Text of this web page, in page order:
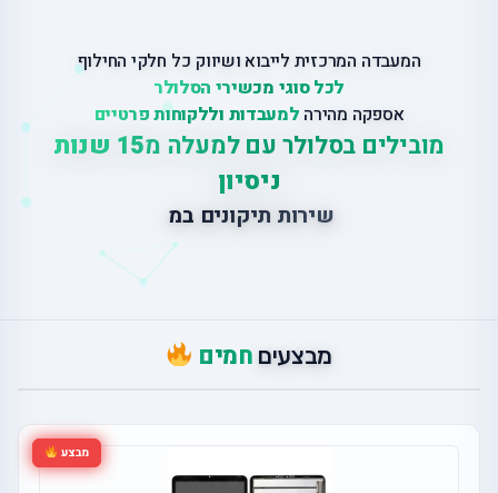
המעבדה המרכזית לייבוא ושיווק כל חלקי החילוף
לכל סוגי מכשירי הסלולר
אספקה מהירה למעבדות וללקוחות פרטיים
מובילים בסלולר עם למעלה מ
15 שנות
ניסיון
שירותת יקוניםב מקו
מבצעים חמים
מבצע